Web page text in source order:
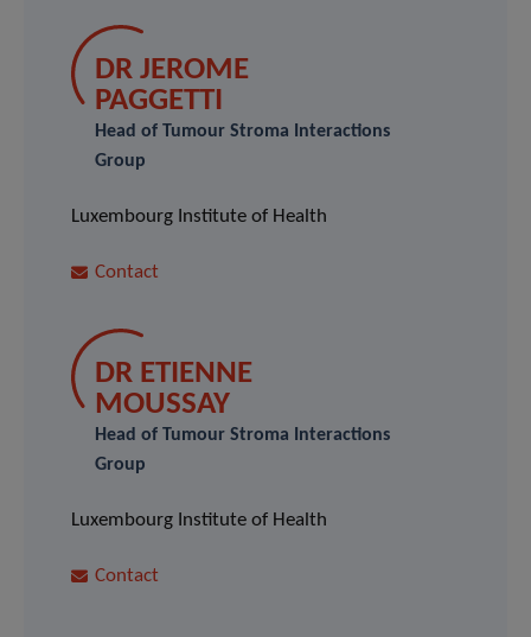
DR JEROME
PAGGETTI
Head of Tumour Stroma Interactions
Group
Luxembourg Institute of Health
Contact
DR ETIENNE
MOUSSAY
Head of Tumour Stroma Interactions
Group
Luxembourg Institute of Health
Contact